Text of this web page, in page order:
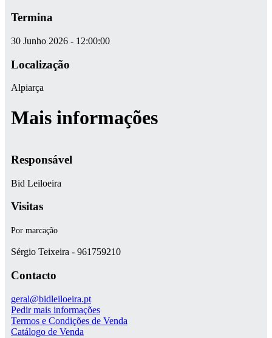
Termina
30 Junho 2026 - 12:00:00
Localização
Alpiarça
Mais informações
Responsável
Bid Leiloeira
Visitas
­­­­­­­Por marcação
Sérgio Teixeira - 961759210
Contacto
geral@bidleiloeira.pt
Pedir mais informações
Termos e Condições de Venda
Catálogo de Venda